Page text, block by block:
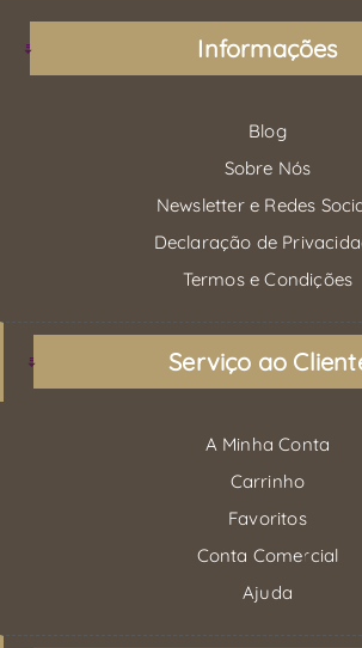
Informações
Blog
Sobre Nós
Newsletter e Redes
Declaração de
Termos e Condições
Serviço ao
A Minha Conta
Carrinho
Favoritos
Conta Comercial
Ajuda